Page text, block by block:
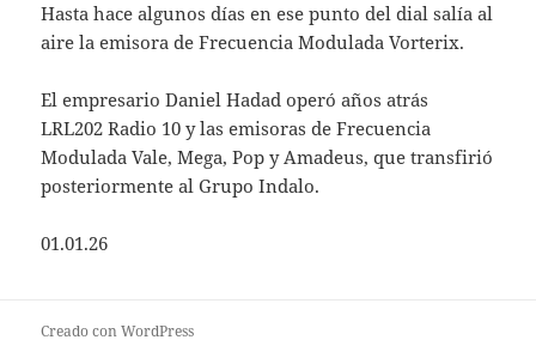
Hasta hace algunos días en ese punto del dial salía al
aire la emisora de Frecuencia Modulada Vorterix.
El empresario Daniel Hadad operó años atrás
LRL202 Radio 10 y las emisoras de Frecuencia
Modulada Vale, Mega, Pop y Amadeus, que transfirió
posteriormente al Grupo Indalo.
01.01.26
Creado con WordPress